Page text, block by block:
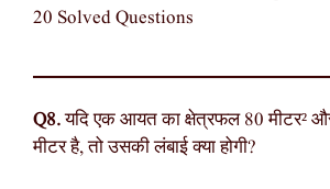
20 Solved Questions
Q8.यदि एक आयत का क्षेत्रफल 80 मीटर²
मीटर है, तो उसकी लंबाई क्या होगी?